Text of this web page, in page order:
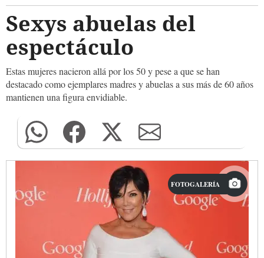
Sexys abuelas del
espectáculo
Estas mujeres nacieron allá por los 50 y pese a que se han
destacado como ejemplares madres y abuelas a sus más de 60 años
mantienen una figura envidiable.
FOTOGALERÍA